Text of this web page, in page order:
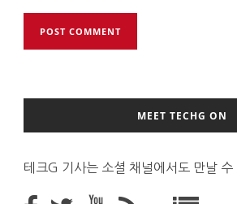
MEET TECHG ON
테크G 기사는 소셜 채널에서도 만날 수